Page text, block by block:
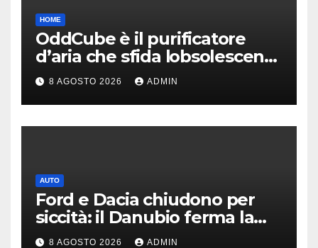
HOME
OddCube è il purificatore
d’aria che sfida lobsolescenza
programmata
8 AGOSTO 2026 ADMIN
AUTO
Ford e Dacia chiudono per
siccità: il Danubio ferma la
produzione auto
8 AGOSTO 2026 ADMIN